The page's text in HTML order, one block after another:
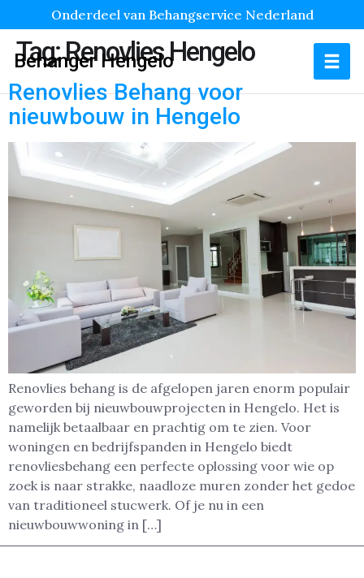
Onderdeel van Behangservice Nederland
Behanger Hengelo
Tag:Renovlies Hengelo
Renovlies Behang voor
nieuwbouw in Hengelo
Renovlies behang is de afgelopen jaren enorm populair
geworden bij nieuwbouwprojecten in Hengelo. Het is
namelijk betaalbaar en prachtig om te zien. Voor
woningen en bedrijfspanden in Hengelo biedt
renovliesbehang een perfecte oplossing voor wie op
zoek is naar strakke, naadloze muren zonder het gedoe
van traditioneel stucwerk. Of je nu in een
nieuwbouwwoning in […]